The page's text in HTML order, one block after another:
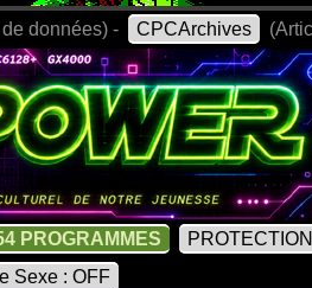
données) - CPCArchives
PROGRAMMES
Sexe : OFF